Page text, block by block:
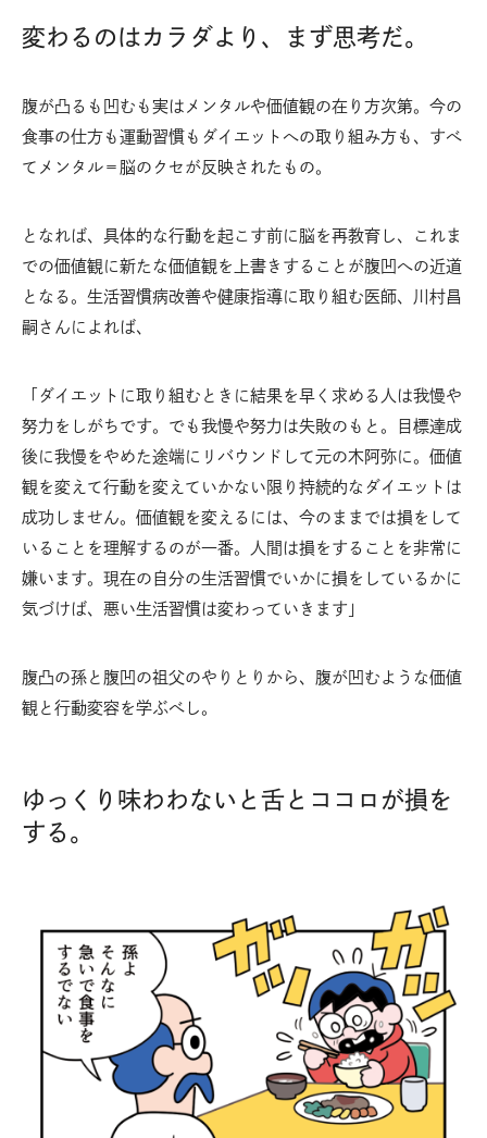
変わるのはカラダより、まず思考だ。
腹が凸るも凹むも実はメンタルや価値観の在り方次第。今の
食事の仕方も運動習慣もダイエットへの取り組み方も、すべ
てメンタル＝脳のクセが反映されたもの。
となれば、具体的な行動を起こす前に脳を再教育し、これま
での価値観に新たな価値観を上書きすることが腹凹への近道
となる。生活習慣病改善や健康指導に取り組む医師、川村昌
嗣さんによれば、
「ダイエットに取り組むときに結果を早く求める人は我慢や
努力をしがちです。でも我慢や努力は失敗のもと。目標達成
後に我慢をやめた途端にリバウンドして元の木阿弥に。価値
観を変えて行動を変えていかない限り持続的なダイエットは
成功しません。価値観を変えるには、今のままでは損をして
いることを理解するのが一番。人間は損をすることを非常に
嫌います。現在の自分の生活習慣でいかに損をしているかに
気づけば、悪い生活習慣は変わっていきます」
腹凸の孫と腹凹の祖父のやりとりから、腹が凹むような価値
観と行動変容を学ぶべし。
ゆっくり味わわないと舌とココロが損を
する。